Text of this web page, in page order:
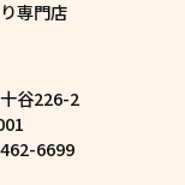
専門店
谷226-2
6699